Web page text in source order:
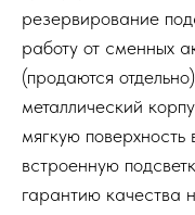
резервирование
работу от сменных
(продаются
металлический
мягкую поверхность
встроенную
гарантию качества